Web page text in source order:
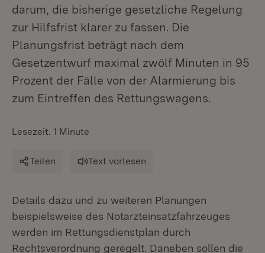
darum, die bisherige gesetzliche Regelung
zur Hilfsfrist klarer zu fassen. Die
Planungsfrist beträgt nach dem
Gesetzentwurf maximal zwölf Minuten in 95
Prozent der Fälle von der Alarmierung bis
zum Eintreffen des Rettungswagens.
Lesezeit: 1 Minute
Teilen Text vorlesen
Details dazu und zu weiteren Planungen
beispielsweise des Notarzteinsatzfahrzeuges
werden im Rettungsdienstplan durch
Rechtsverordnung geregelt. Daneben sollen die